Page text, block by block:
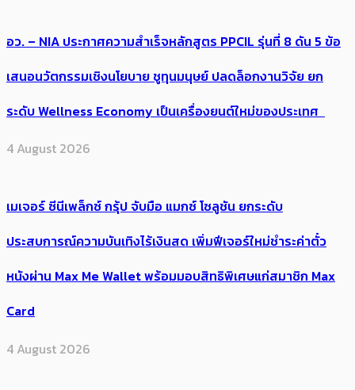
อว. – NIA ประกาศความสำเร็จหลักสูตร PPCIL รุ่นที่ 8 ดัน 5 ข้อ
เสนอนวัตกรรมเชิงนโยบาย ชูทุนมนุษย์ ปลดล็อกงานวิจัย ยก
ระดับ Wellness Economy เป็นเครื่องยนต์ใหม่ของประเทศ
4 August 2026
เมเจอร์ ซีนีเพล็กซ์ กรุ้ป จับมือ แมกซ์ โซลูชัน ยกระดับ
ประสบการณ์ความบันเทิงไร้เงินสด เพิ่มฟีเจอร์ใหม่ชำระค่าตั๋ว
หนังผ่าน Max Me Wallet พร้อมมอบสิทธิพิเศษแก่สมาชิก Max
Card
4 August 2026